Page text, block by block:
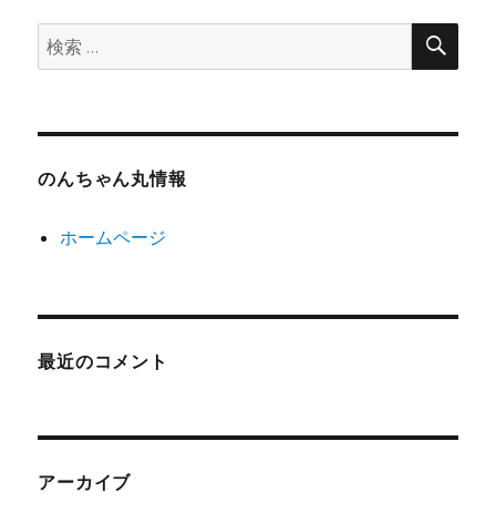
検
索:
検
のんちゃん丸情報
ホームページ
最近のコメント
アーカイブ